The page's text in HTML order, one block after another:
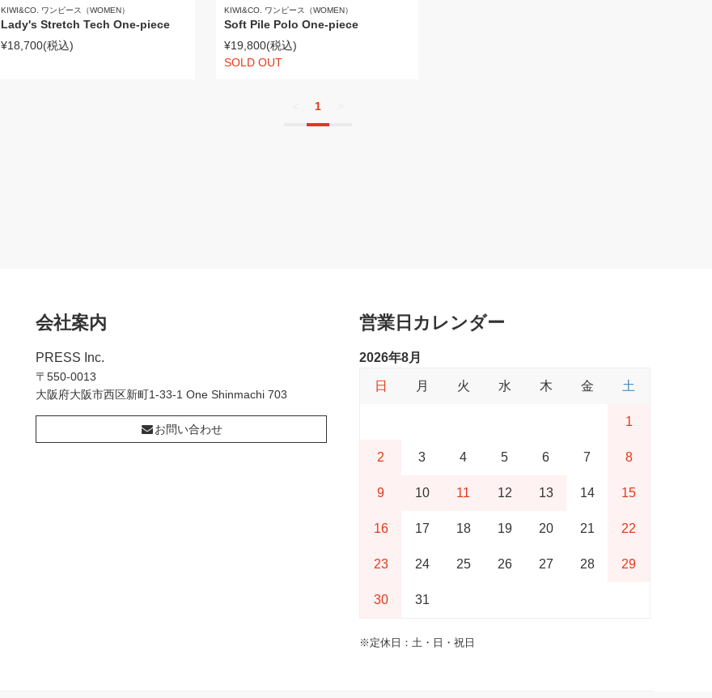
KIWI&CO. ワンピース（WOMEN）
Lady's Stretch Tech One-piece
¥18,700(税込)
KIWI&CO. ワンピース（WOMEN）
Soft Pile Polo One-piece
¥19,800(税込)
SOLD OUT
1
会社案内
PRESS Inc.
〒550-0013
大阪府大阪市西区新町1-33-1 One Shinmachi 703
お問い合わせ
営業日カレンダー
2026年8月
日 月 火 水 木 金 土
1
2 3 4 5 6 7 8
9 10 11 12 13 14 15
16 17 18 19 20 21 22
23 24 25 26 27 28 29
30 31
※定休日：土・日・祝日